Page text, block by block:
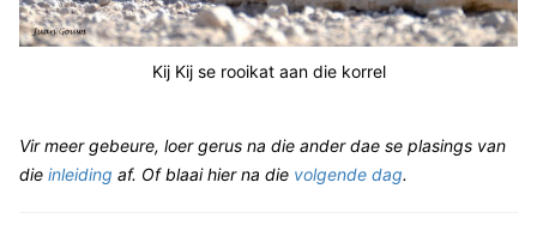
Kij Kij se rooikat aan die korrel
Vir meer gebeure, loer gerus na die ander dae se plasings van
die inleiding af. Of blaai hier na die volgende dag.